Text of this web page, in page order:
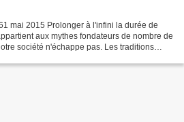
mai 2015 Prolonger à l'infini la durée de
aux mythes fondateurs de nombre de
société n'échappe pas. Les traditions